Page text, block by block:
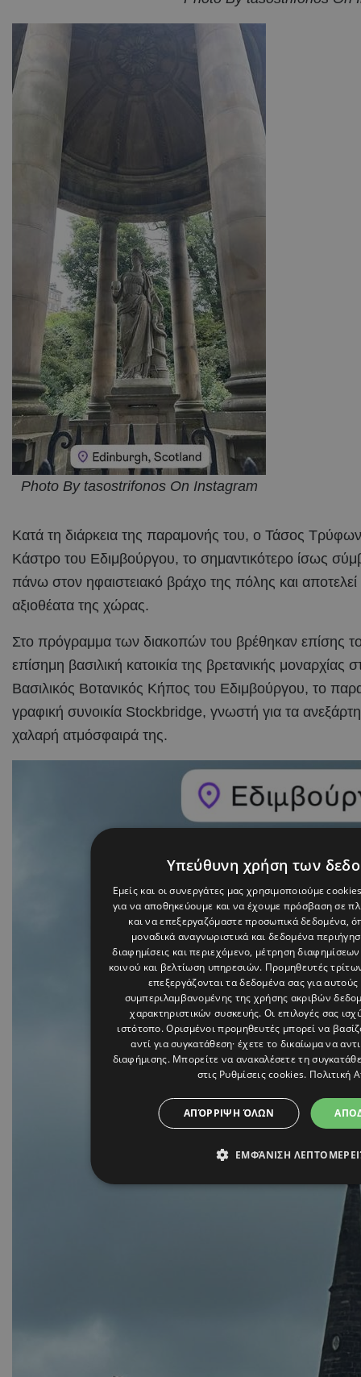
Photo By tasostrifonos On Instagram
Κατά τη διάρκεια της παραμονής του, ο Τάσος
Κάστρο του Εδιμβούργου, το σημαντικότερο ίσως
πάνω στον ηφαιστειακό βράχο της πόλης και
αξιοθέατα της χώρας.
Στο πρόγραμμα των διακοπών του βρέθηκαν επίσης
επίσημη βασιλική κατοικία της βρετανικής
Βασιλικός Βοτανικός Κήπος του Εδιμβούργου, το
γραφική συνοικία Stockbridge, γνωστή για τα
χαλαρή ατμόσφαιρά της.
Υπεύθυνη χρήση των
Εμείς και οι συνεργάτες μας χρησιμοποιούμε
για να αποθηκεύουμε και να έχουμε πρόσβαση σε
και να επεξεργαζόμαστε προσωπικά δεδομένα,
μοναδικά αναγνωριστικά και δεδομένα
διαφημίσεις και περιεχόμενο, μέτρηση
κοινού και βελτίωση υπηρεσιών. Προμηθευτές
επεξεργάζονται τα δεδομένα σας για
συμπεριλαμβανομένης της χρήσης ακριβών
χαρακτηριστικών συσκευής. Οι επιλογές σας
ιστότοπο. Ορισμένοι προμηθευτές μπορεί να
αντί για συγκατάθεση· έχετε το δικαίωμα να
διαφήμισης. Μπορείτε να ανακαλέσετε τη
στις Ρυθμίσεις cookies. Πολιτική
ΑΠΌΡΡΙΨΗ ΌΛΩΝ
ΕΜΦΆΝΙΣΗ